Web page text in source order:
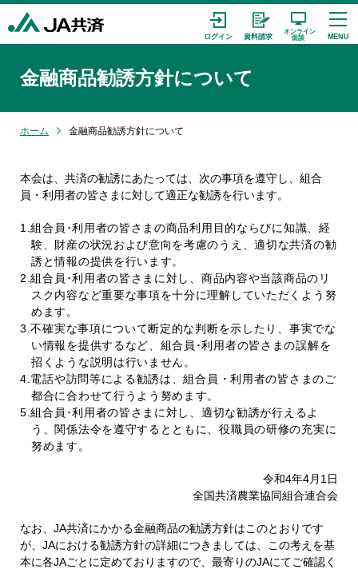
金融商品勧誘方針について
ホーム 金融商品勧誘方針について
本会は、共済の勧誘にあたっては、次の事項を遵守し、組合
員・利用者の皆さまに対して適正な勧誘を行います。
1.組合員･利用者の皆さまの商品利用目的ならびに知識、経
験、財産の状況および意向を考慮のうえ、適切な共済の勧
誘と情報の提供を行います。
2.組合員･利用者の皆さまに対し、商品内容や当該商品のリ
スク内容など重要な事項を十分に理解していただくよう努
めます。
3.不確実な事項について断定的な判断を示したり、事実でな
い情報を提供するなど、組合員･利用者の皆さまの誤解を
招くような説明は行いません。
4.電話や訪問等による勧誘は、組合員・利用者の皆さまのご
都合に合わせて行うよう努めます。
5.組合員･利用者の皆さまに対し、適切な勧誘が行えるよ
う、関係法令を遵守するとともに、役職員の研修の充実に
努めます。
令和4年4月1日
全国共済農業協同組合連合会
なお、JA共済にかかる金融商品の勧誘方針はこのとおりです
が、JAにおける勧誘方針の詳細につきましては、この考えを基
本に各JAごとに定めておりますので、最寄りのJAにてご確認く